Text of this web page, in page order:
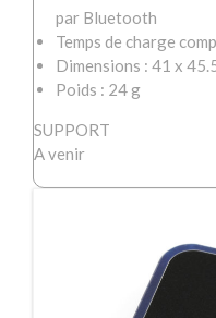
par Bluetooth
Temps de charge
Dimensions : 41 x
Poids : 24 g
SUPPORT
A venir